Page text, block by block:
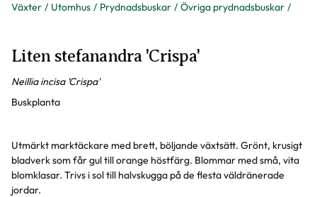
Växter Utomhus Prydnadsbuskar Övriga prydnadsbuskar
Liten stefanandra 'Crispa'
Neillia incisa 'Crispa'
Buskplanta
Utmärkt marktäckare med brett, böljande växtsätt. Grönt, krusigt
bladverk som får gul till orange höstfärg. Blommar med små, vita
blomklasar. Trivs i sol till halvskugga på de flesta väldränerade
jordar.